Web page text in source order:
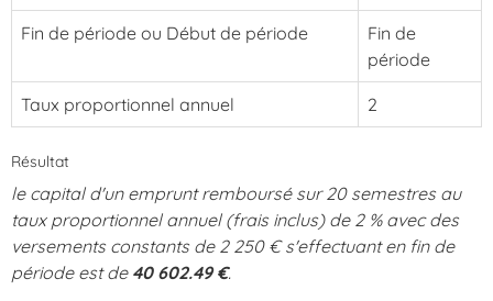
Fin de période ou Début de période
Fin de
période
Taux proportionnel annuel 2
Résultat
le capital d'un emprunt remboursé sur 20 semestres au
taux proportionnel annuel (frais inclus) de 2 % avec des
versements constants de 2 250 € s'effectuant en fin de
période est de 40 602.49 €.